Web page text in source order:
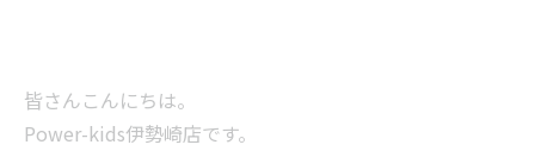
皆さんこんにちは。
Power-kids伊勢崎店です。